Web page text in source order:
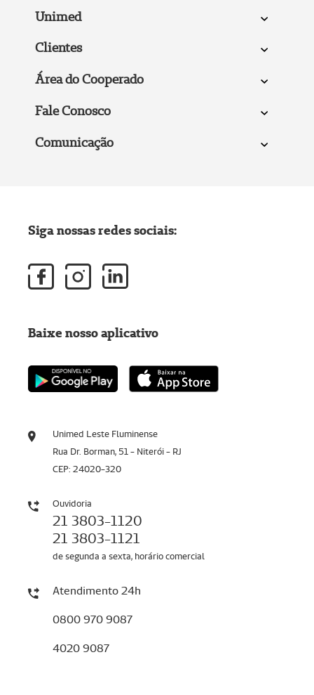
Unimed
Clientes
Área do Cooperado
Fale Conosco
Comunicação
Unimed Leste Fluminense
Rua Dr. Borman, 51 - Niterói - RJ
CEP: 24020-320
Ouvidoria
21 3803-1120
21 3803-1121
de segunda a sexta, horário comercial
Atendimento 24h
0800 970 9087
4020 9087
Siga nossas redes sociais:
Baixe nosso aplicativo